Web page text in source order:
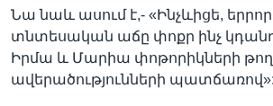
Նա նաև ասում է,- «Ինչևիցե,
տնտեսական աճը փոքր ինչ
Իրմա և Մարիա փոթորիկների
ավերածությունների պատճառով»: